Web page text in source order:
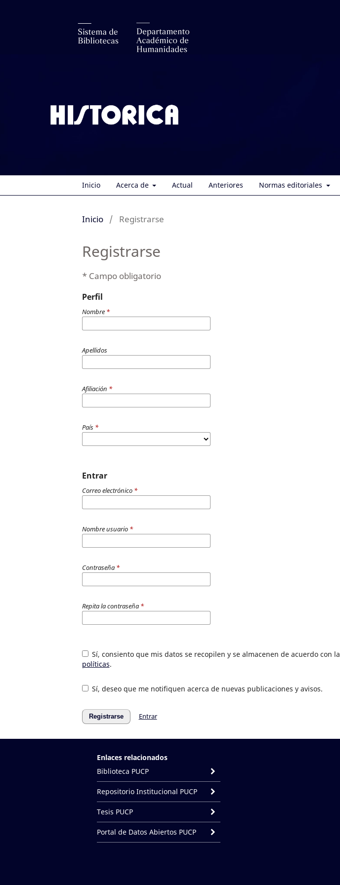
Inicio Acerca de Actual Anteriores Normas editoriales
Inicio / Registrarse
Registrarse
* Campo obligatorio
Perfil
Nombre *
Apellidos
Afiliación *
País *
Entrar
Correo electrónico *
Nombre usuario *
Contraseña *
Repita la contraseña *
Sí, consiento que mis datos se recopilen y se almacenen de acuerdo con la
políticas.
Sí, deseo que me notifiquen acerca de nuevas publicaciones y avisos.
Registrarse Entrar
Enlaces relacionados
Biblioteca PUCP
Repositorio Institucional PUCP
Tesis PUCP
Portal de Datos Abiertos PUCP